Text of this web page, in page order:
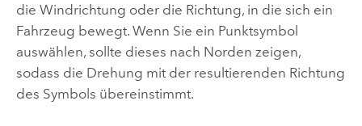
die Windrichtung oder die Richtung, in die sich ein
Fahrzeug bewegt. Wenn Sie ein Punktsymbol
auswählen, sollte dieses nach Norden zeigen,
sodass die Drehung mit der resultierenden Richtung
des Symbols übereinstimmt.